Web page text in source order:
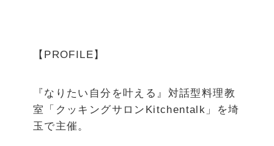
【PROFILE】
『なりたい自分を叶える』対話型料理教
室「クッキングサロンKitchentalk」を埼
玉で主催。